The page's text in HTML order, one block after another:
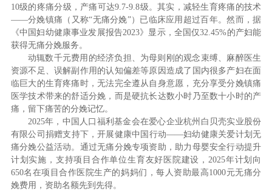
10级的疼痛分级，产痛可达9.7-9.8级。其实，减轻生育疼痛的技术
——分娩镇痛（又称“无痛分娩”）已临床应用超过百年。然而，据
《中国妇幼健康事业发展报告2023》显示，全国仅32.45%的产妇能
获得无痛分娩服务。
动辄数千元费用的经济负担、为母则刚的观念束缚、麻醉医生
资源不足、误解副作用的认知偏差等原因造成了国内很多产妇在面
临巨大的生育疼痛时，无法完全遵从自身意愿，充分享受分娩镇痛
医学技术带来的舒适分娩，而是硬抗长达数小时乃至数十小时的产
痛，留下痛苦的分娩记忆。
2025年，中国人口福利基金会在爱心企业杭州白贝壳实业股份
有限公司捐赠支持下，开展健康中国行动——妇幼健康关爱计划无
痛分娩公益活动。通过无痛分娩专项资助，助力母婴安全行动提升
计划实施，支持项目合作单位生育友好医院建设，2025年计划向
650名在项目合作医院生产的妈妈们，每人资助最高1000元无痛分
娩费用，资助名额先到先得。